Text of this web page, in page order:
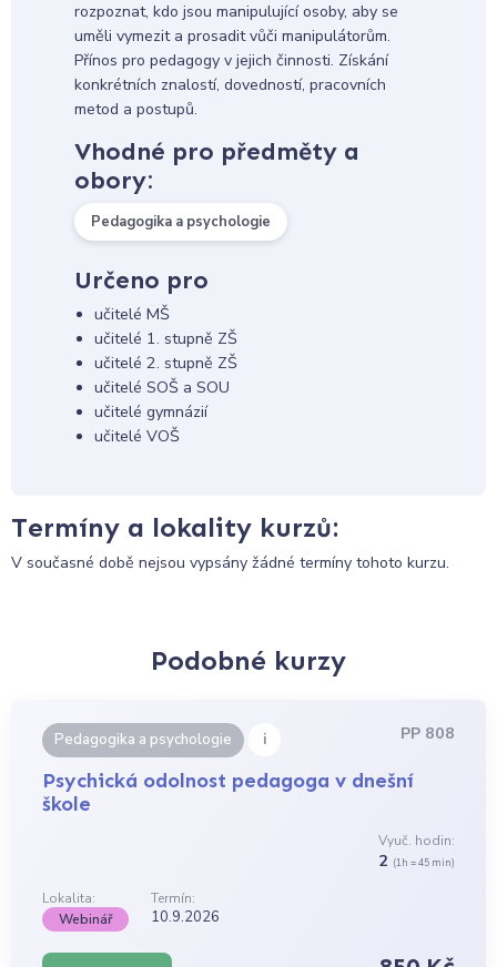
rozpoznat, kdo jsou manipulující osoby, aby se
uměli vymezit a prosadit vůči manipulátorům.
Přínos pro pedagogy v jejich činnosti. Získání
konkrétních znalostí, dovedností, pracovních
metod a postupů.
Vhodné pro předměty a
obory:
Pedagogika a psychologie
Určeno pro
učitelé MŠ
učitelé 1. stupně ZŠ
učitelé 2. stupně ZŠ
učitelé SOŠ a SOU
učitelé gymnázií
učitelé VOŠ
Termíny a lokality kurzů:
V současné době nejsou vypsány žádné termíny tohoto kurzu.
Podobné kurzy
Pedagogika a psychologie i PP 808
Psychická odolnost pedagoga v dnešní
škole
Vyuč. hodin:
2 (1h = 45 min)
Lokalita:
Termín:
Webinář
10.9.2026